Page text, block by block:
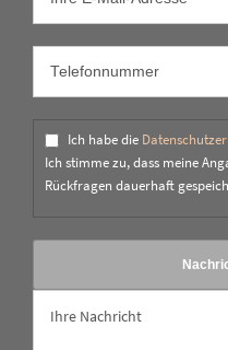
Ich habe die
Ich stimme zu, dass meine
Rückfragen dauerhaft